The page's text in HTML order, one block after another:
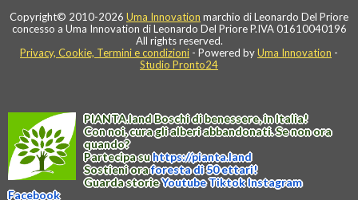
Copyright© 2010-2026 Uma Innovation marchio di Leonardo Del Priore
concesso a Uma Innovation di Leonardo Del Priore P.IVA 01610040196
All rights reserved.
Privacy, Cookie, Termini e condizioni - Powered byUma Innovation -
Studio Pronto24
PIANTA.landBoschi di benessere, in Italia!
Con noi, cura gli alberi abbandonati. Se non ora
quando?
Partecipa suhttps://pianta.land
Sostieni oraforesta di 50 ettari!
Guarda storieYoutubeTiktokInstagram
Facebook